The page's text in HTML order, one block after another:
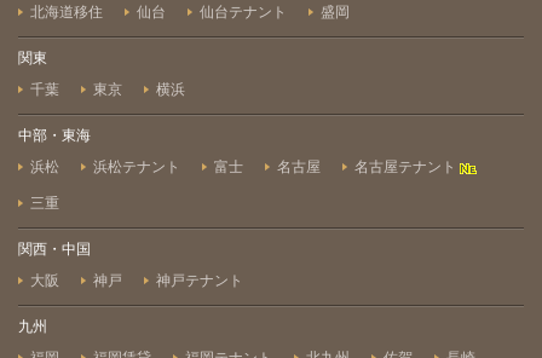
北海道移住 仙台 仙台テナント 盛岡
関東
千葉
東京 横浜
中部・東海
浜松
浜松テナント 富士 名古屋 名古屋テナント
三重
関西・中国
大阪
神戸 神戸テナント
九州